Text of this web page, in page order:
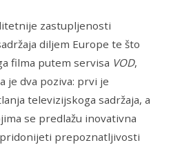
zastupljenosti
diljem Europe te što
filma putem servisa VOD,
je dva poziva: prvi je
televizijskoga sadržaja, a
se predlažu inovativna
prepoznatljivosti